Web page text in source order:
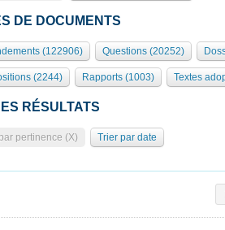
DE DOCUMENTS
(122906) Questions (20252)
(2244) Rapports (1003) Textes
RÉSULTATS
pertinence (X) Trier par date